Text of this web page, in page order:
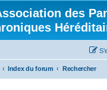
des
Index du forum Rechercher